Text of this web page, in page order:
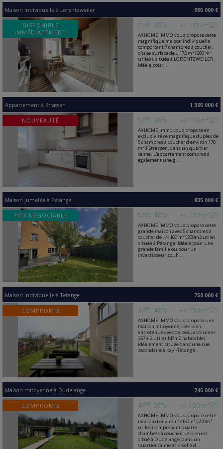
Maison individuelle à Lorentzweiler 995 000 €
DISPONIBLE
IMMÉDIATEMENT
+/- 175 m²
7 2
AXHOME IMMO vous propose cette
magnifique maison individuelle
comportant 7 chambres à coucher,
d'une surface de ± 175 m² (200 m²
utiles), située à LORENTZWEILER.
Idéale pour ...
Appartement à Strassen 1 395 000 €
NOUVEAUTÉ +/- 170 m²
5 3
AXHOME Immo vous propose en
exclusivité ce magnifique duplex de
5 chambres à coucher d'environ 170
m² à Strassen, dans un quartier
calme. L'appartement comprend
également une g...
Maison jumelée à Pétange 835 000 €
PRIX NÉGOCIABLE +/- 170 m²
5 4
AXHOME IMMO vous propose cette
grande maison avec 5 chambres à
coucher de +/- 160 m² (200m2 utile)
située à Pétange. Idéale pour une
grande famille ou pour un
investisseur souh...
Maison individuelle à Tetange 750 000 €
COMPROMIS +/- 150 m²
3 4
AXHOME IMMO vous propose une
maison mitoyenne, très bien
entretenue avec de beaux volumes
257m2 utile (147m2 habitable),
idéalement située dans une rue
secondaire à Kayl-Tétange...
Maison mitoyenne à Dudelange 745 000 €
COMPROMIS +/- 150 m²
4 3
AXHOME IMMO vous propose cette
maison d'environ 1/150m² (200m²
utiles) comprenant quatre
chambres à coucher. Le bien est
situé à Dudelange, dans un
quartier calme et proche d...